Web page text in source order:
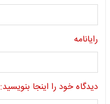
رایانامه
دیدگاه خود را اینجا بنویسید: